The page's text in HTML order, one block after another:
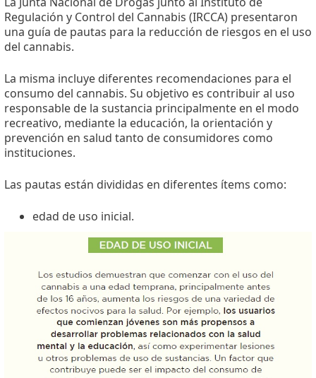
Regulación y Control del Cannabis (IRCCA) presentaron
una guía de pautas para la reducción de riesgos en el uso
del cannabis.
La misma incluye diferentes recomendaciones para el
consumo del cannabis. Su objetivo es contribuir al uso
responsable de la sustancia principalmente en el modo
recreativo, mediante la educación, la orientación y
prevención en salud tanto de consumidores como
instituciones.
Las pautas están divididas en diferentes ítems como:
edad de uso inicial.